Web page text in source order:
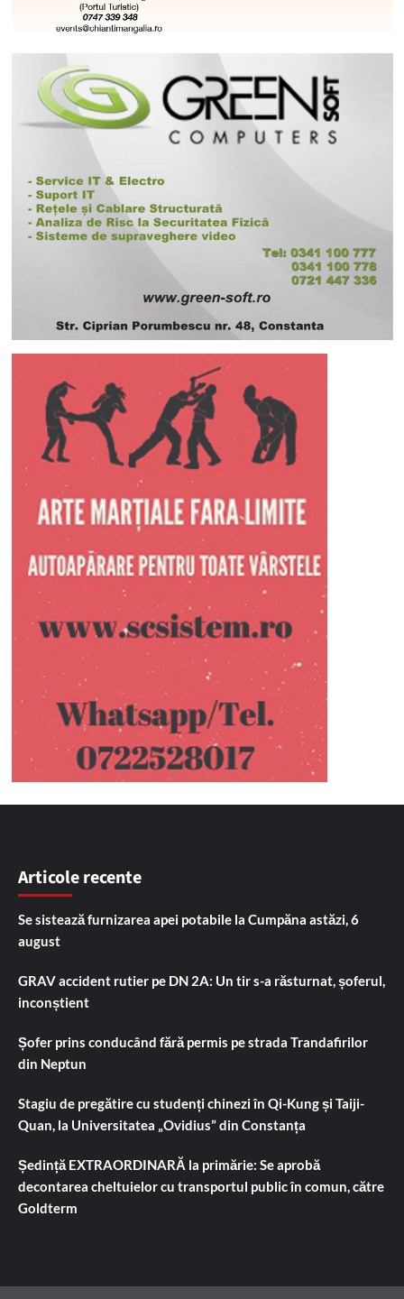
Articole recente
Se sistează furnizarea apei potabile la Cumpăna astăzi, 6
august
GRAV accident rutier pe DN 2A: Un tir s-a răsturnat, șoferul,
inconștient
Șofer prins conducând fără permis pe strada Trandafirilor
din Neptun
Stagiu de pregătire cu studenți chinezi în Qi-Kung și Taiji-
Quan, la Universitatea „Ovidius” din Constanța
Ședință EXTRAORDINARĂ la primărie: Se aprobă
decontarea cheltuielor cu transportul public în comun, către
Goldterm